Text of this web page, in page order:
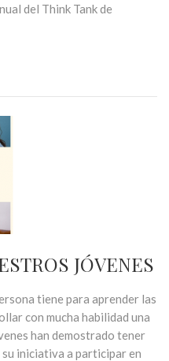
del Think Tank de
JÓVENES
tiene para aprender las
con mucha habilidad una
han demostrado tener
iniciativa a participar en